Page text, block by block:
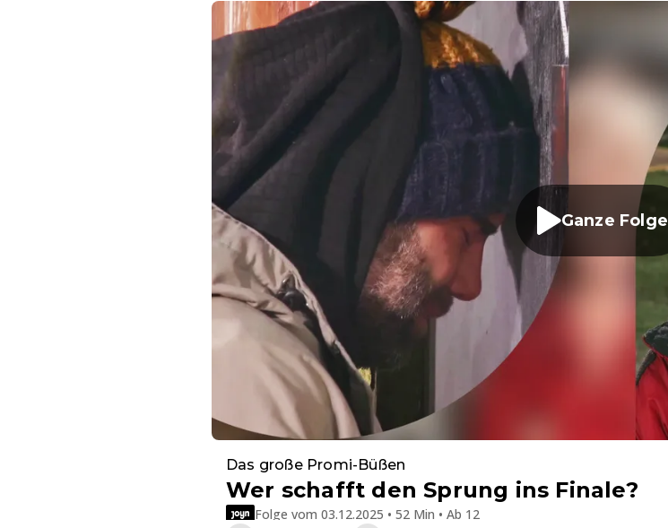
Ganze Folge
Das große Promi-Büßen
Wer schafft den Sprung ins Finale?
Folge vom 03.12.2025 • 52 Min • Ab 12